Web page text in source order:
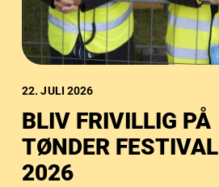
22. JULI 2026
BLIV FRIVILLIG PÅ
TØNDER FESTIVAL
2026